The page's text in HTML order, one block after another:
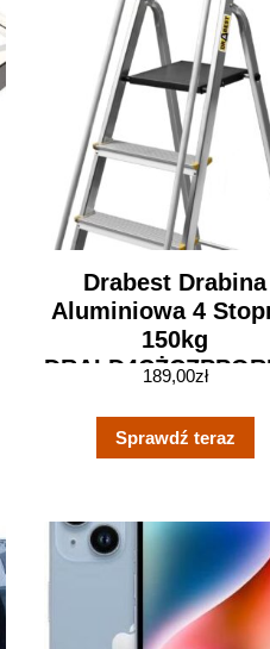
Drabest Drabina
Aluminiowa 4
150kg
189,00zł
Sprawdź teraz